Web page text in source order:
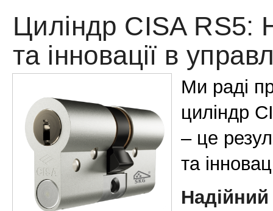
Циліндр CISA RS5:
та інновації в
Ми раді
циліндр
– це
та